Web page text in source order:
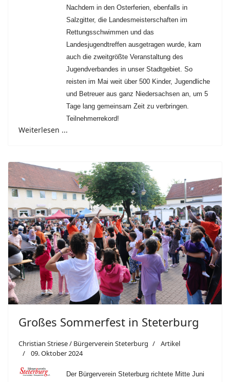
Nachdem in den Osterferien, ebenfalls in
Salzgitter, die Landesmeisterschaften im
Rettungsschwimmen und das
Landesjugendtreffen ausgetragen wurde, kam
auch die zweitgrößte Veranstaltung des
Jugendverbandes in unser Stadtgebiet. So
reisten im Mai weit über 500 Kinder, Jugendliche
und Betreuer aus ganz Niedersachsen an, um 5
Tage lang gemeinsam Zeit zu verbringen.
Teilnehmerrekord!
Weiterlesen ...
Großes Sommerfest in Steterburg
Christian Striese / Bürgerverein Steterburg
Artikel
09. Oktober 2024
Der Bürgerverein Steterburg richtete Mitte Juni